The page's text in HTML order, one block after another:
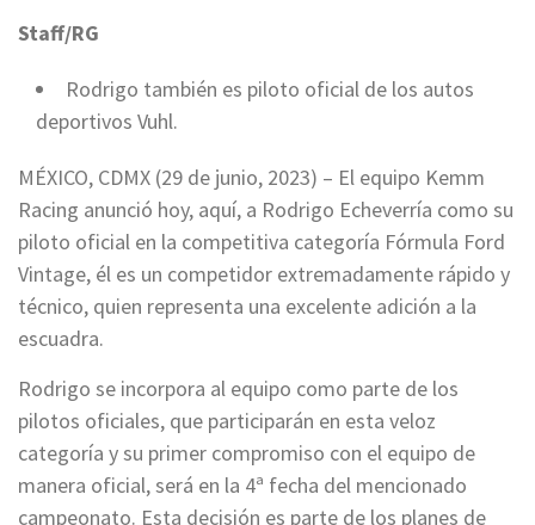
Staff/RG
Rodrigo también es piloto oficial de los autos
deportivos Vuhl.
MÉXICO, CDMX (29 de junio, 2023) – El equipo Kemm
Racing anunció hoy, aquí, a Rodrigo Echeverría como su
piloto oficial en la competitiva categoría Fórmula Ford
Vintage, él es un competidor extremadamente rápido y
técnico, quien representa una excelente adición a la
escuadra.
Rodrigo se incorpora al equipo como parte de los
pilotos oficiales, que participarán en esta veloz
categoría y su primer compromiso con el equipo de
manera oficial, será en la 4ª fecha del mencionado
campeonato. Esta decisión es parte de los planes de